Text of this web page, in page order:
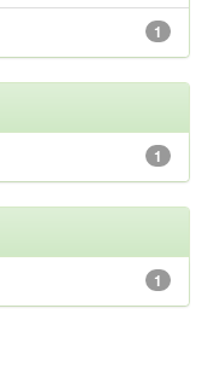
1
1
1